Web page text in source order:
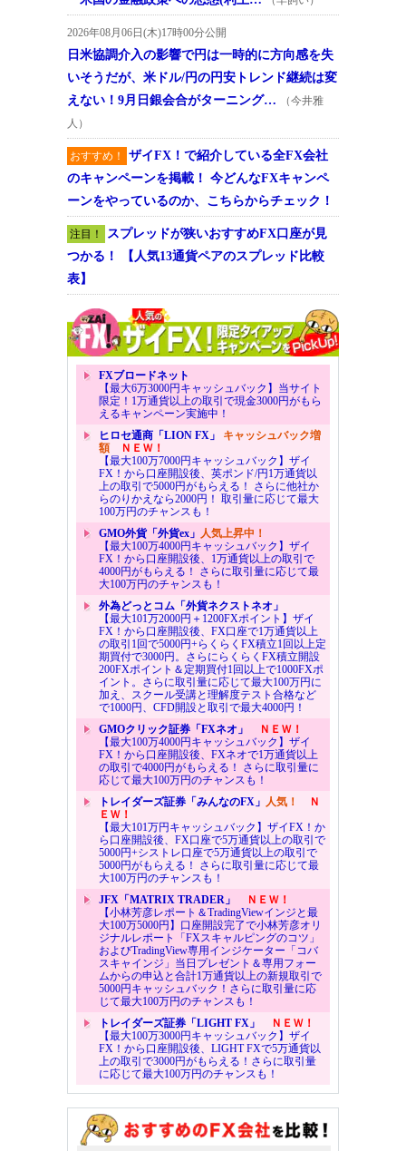
2026年08月06日(木)17時00分公開
日米協調介入の影響で円は一時的に方向感を失
いそうだが、米ドル/円の円安トレンド継続は変
えない！9月日銀会合がターニング…
（今井雅
人）
おすすめ！
ザイFX！で紹介している全FX会社
のキャンペーンを掲載！ 今どんなFXキャンペ
ーンをやっているのか、こちらからチェック！
注目！
スプレッドが狭いおすすめFX口座が見
つかる！ 【人気13通貨ペアのスプレッド比較
表】
FXブロードネット
【最大6万3000円キャッシュバック】当サイト
限定！1万通貨以上の取引で現金3000円がもら
えるキャンペーン実施中！
ヒロセ通商「LION FX」 キャッシュバック増
額ＮＥＷ！
【最大100万7000円キャッシュバック】ザイ
FX！から口座開設後、英ポンド/円1万通貨以
上の取引で5000円がもらえる！ さらに他社か
らのりかえなら2000円！ 取引量に応じて最大
100万円のチャンスも！
GMO外貨「外貨ex」 人気上昇中！
【最大100万4000円キャッシュバック】ザイ
FX！から口座開設後、1万通貨以上の取引で
4000円がもらえる！ さらに取引量に応じて最
大100万円のチャンスも！
外為どっとコム「外貨ネクストネオ」
【最大101万2000円＋1200FXポイント】ザイ
FX！から口座開設後、FX口座で1万通貨以上
の取引1回で5000円+らくらくFX積立1回以上定
期買付で3000円。さらにらくらくFX積立開設
200FXポイント＆定期買付1回以上で1000FXポ
イント。さらに取引量に応じて最大100万円に
加え、スクール受講と理解度テスト合格など
で1000円、CFD開設と取引で最大4000円！
GMOクリック証券「FXネオ」
ＮＥＷ！
【最大100万4000円キャッシュバック】ザイ
FX！から口座開設後、FXネオで1万通貨以上
の取引で4000円がもらえる！ さらに取引量に
応じて最大100万円のチャンスも！
トレイダーズ証券「みんなのFX」 人気！
Ｎ
ＥＷ！
【最大101万円キャッシュバック】ザイFX！か
ら口座開設後、FX口座で5万通貨以上の取引で
5000円+シストレ口座で5万通貨以上の取引で
5000円がもらえる！ さらに取引量に応じて最
大100万円のチャンスも！
JFX「MATRIX TRADER」
ＮＥＷ！
【小林芳彦レポート＆TradingViewインジと最
大100万5000円】口座開設完了で小林芳彦オリ
ジナルレポート「FXスキャルピングのコツ」
およびTradingView専用インジケーター「コバ
スキャインジ」当日プレゼント＆専用フォー
ムからの申込と合計1万通貨以上の新規取引で
5000円キャッシュバック！さらに取引量に応
じて最大100万円のチャンスも！
トレイダーズ証券「LIGHT FX」
ＮＥＷ！
【最大100万3000円キャッシュバック】ザイ
FX！から口座開設後、LIGHT FXで5万通貨以
上の取引で3000円がもらえる！さらに取引量
に応じて最大100万円のチャンスも！